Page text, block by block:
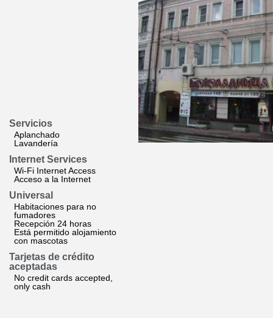
Servicios
Aplanchado
Lavandería
Internet Services
Wi-Fi Internet Access
Acceso a la Internet
Universal
Habitaciones para no
fumadores
Recepción 24 horas
Está permitido alojamiento
con mascotas
Tarjetas de crédito
aceptadas
No credit cards accepted,
only cash